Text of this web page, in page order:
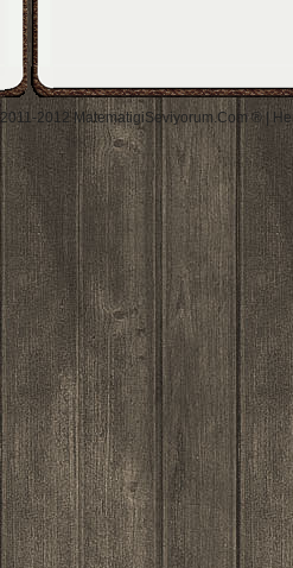
2012 MatematigiSeviyorum.Com ® |